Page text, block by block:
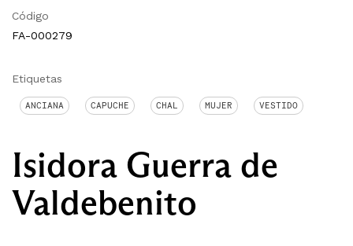
Código
FA-000279
Etiquetas
ANCIANA CAPUCHE CHAL MUJER VESTIDO
Isidora Guerra de
Valdebenito